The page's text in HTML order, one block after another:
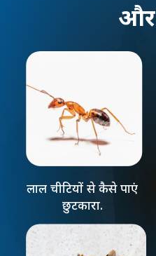
और
लाल चीटियों से कैसे पाएं
छुटकारा.